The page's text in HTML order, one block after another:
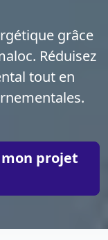
grâce
Réduisez
tout en
projet